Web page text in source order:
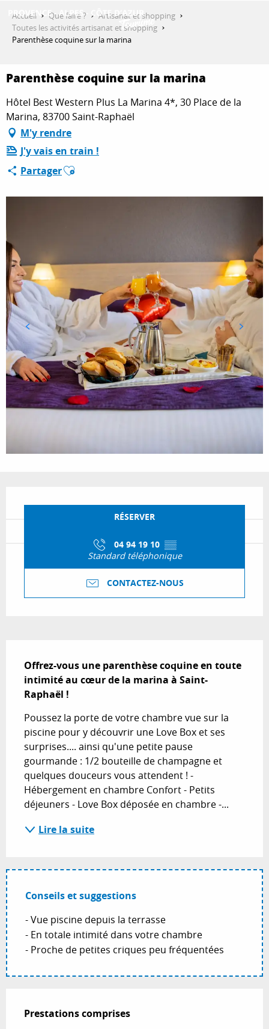
contenu
QUE FAIRE ?
SÉJOURNER
ESPACE PRO
Accueil Que faire ?
Artisanat et shopping
Toutes les activités artisanat et shopping
Parenthèse coquine sur la marina
Parenthèse coquine sur la marina
Hôtel Best Western Plus La Marina 4*, 30 Place de la
Marina, 83700 Saint-Raphaël
M'y rendre
J'y vais en train !
PartagerAjouter aux favoris
RÉSERVER
04 94 19 10 ▒▒
Standard téléphonique
CONTACTEZ-NOUS
Offrez-vous une parenthèse coquine en toute
intimité au cœur de la marina à Saint-
Raphaël !
Poussez la porte de votre chambre vue sur la
piscine pour y découvrir une Love Box et ses
surprises.... ainsi qu'une petite pause
gourmande : 1/2 bouteille de champagne et
quelques douceurs vous attendent ! -
Hébergement en chambre Confort - Petits
déjeuners - Love Box déposée en chambre -...
Lire la suite
Conseils et suggestions
- Vue piscine depuis la terrasse
- En totale intimité dans votre chambre
- Proche de petites criques peu fréquentées
Prestations comprises
Prestations comprises